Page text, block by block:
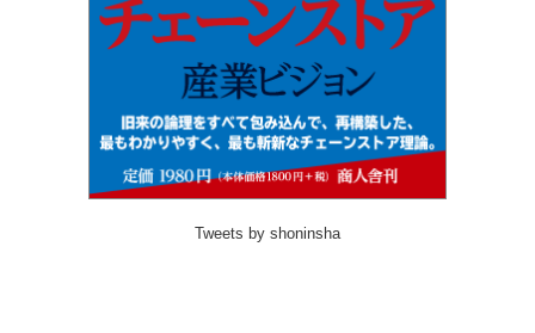
Tweets by shoninsha